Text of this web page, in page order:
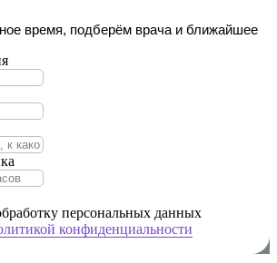
время, подберём врача и ближайшее
персональных данных
конфиденциальности